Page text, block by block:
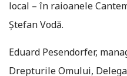
local – în raioanele
Ştefan Vodă.
Eduard Pesendorfer,
Drepturile Omului,